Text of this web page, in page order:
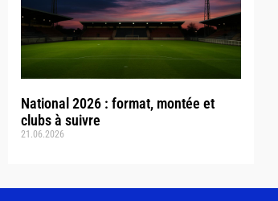
National 2026 : format, montée et
clubs à suivre
21.06.2026